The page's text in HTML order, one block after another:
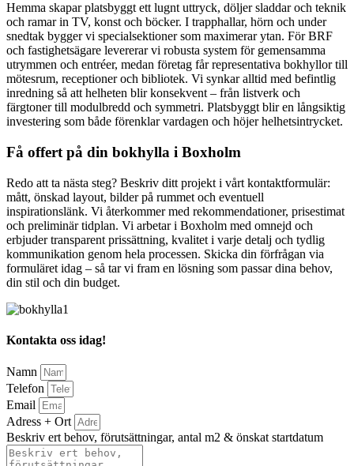
Hemma skapar platsbyggt ett lugnt uttryck, döljer sladdar och teknik
och ramar in TV, konst och böcker. I trapphallar, hörn och under
snedtak bygger vi specialsektioner som maximerar ytan. För BRF
och fastighetsägare levererar vi robusta system för gemensamma
utrymmen och entréer, medan företag får representativa bokhyllor till
mötesrum, receptioner och bibliotek. Vi synkar alltid med befintlig
inredning så att helheten blir konsekvent – från listverk och
färgtoner till modulbredd och symmetri. Platsbyggt blir en långsiktig
investering som både förenklar vardagen och höjer helhetsintrycket.
Få offert på din bokhylla i Boxholm
Redo att ta nästa steg? Beskriv ditt projekt i vårt kontaktformulär:
mått, önskad layout, bilder på rummet och eventuell
inspirationslänk. Vi återkommer med rekommendationer, prisestimat
och preliminär tidplan. Vi arbetar i Boxholm med omnejd och
erbjuder transparent prissättning, kvalitet i varje detalj och tydlig
kommunikation genom hela processen. Skicka din förfrågan via
formuläret idag – så tar vi fram en lösning som passar dina behov,
din stil och din budget.
Kontakta oss idag!
Namn
Telefon
Email
Adress + Ort
Beskriv ert behov, förutsättningar, antal m2 & önskat startdatum